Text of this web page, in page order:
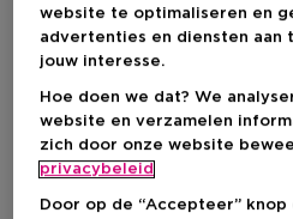
website te optimaliseren en
advertenties en diensten aan
jouw interesse.
Hoe doen we dat? We
website en verzamelen
zich door onze website
privacybeleid
Door op de “Accepteer” knop